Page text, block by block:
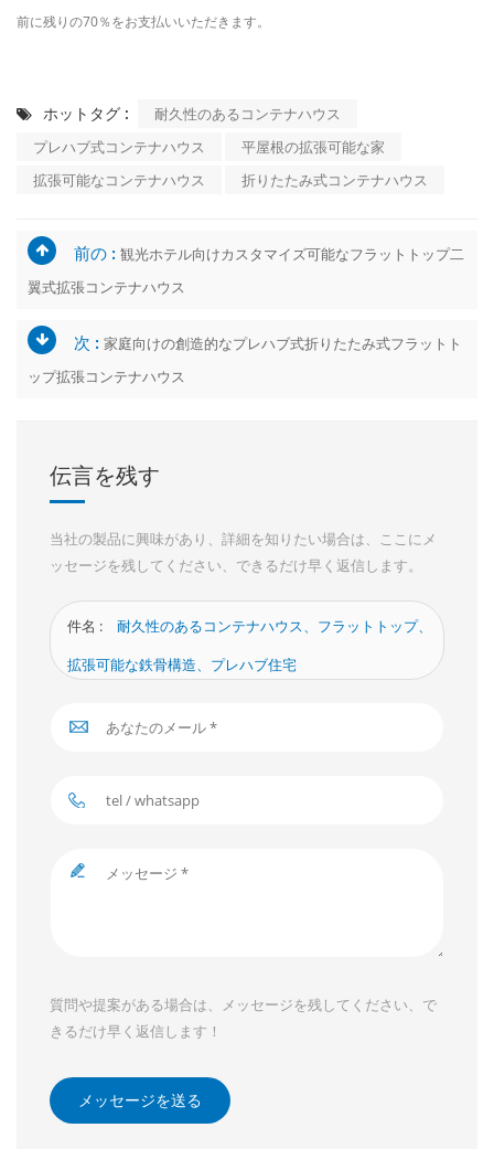
前に残りの70％をお支払いいただきます。
ホットタグ :
耐久性のあるコンテナハウス
プレハブ式コンテナハウス
平屋根の拡張可能な家
拡張可能なコンテナハウス
折りたたみ式コンテナハウス
前の : 観光ホテル向けカスタマイズ可能なフラットトップ二
翼式拡張コンテナハウス
次 : 家庭向けの創造的なプレハブ式折りたたみ式フラットト
ップ拡張コンテナハウス
伝言を残す
当社の製品に興味があり、詳細を知りたい場合は、ここにメ
ッセージを残してください、できるだけ早く返信します。
件名 :
耐久性のあるコンテナハウス、フラットトップ、
拡張可能な鉄骨構造、プレハブ住宅
質問や提案がある場合は、メッセージを残してください、で
きるだけ早く返信します！
メッセージを送る